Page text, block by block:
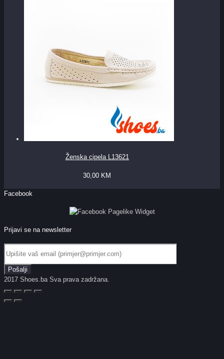
Ženska cipela L13621
30,00 KM
Facebook
Prijavi se na newsletter
2017 Shoes.ba Sva prava zadržana.